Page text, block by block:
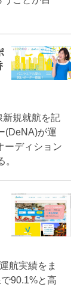
新規就航を記
(DeNA)が運
ーディション
航実績をま
90.1%と高